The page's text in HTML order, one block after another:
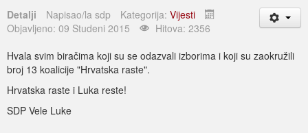
Detalji Napisao/la sdp Kategorija: Vijesti
Objavljeno: 09 Studeni 2015
Hitova: 2356
Hvala svim biračima koji su se odazvali izborima i koji su zaokružili
broj 13 koalicije "Hrvatska raste".
Hrvatska raste i Luka reste!
SDP Vele Luke
Bilten
Kolumna
O nama
Kontakt